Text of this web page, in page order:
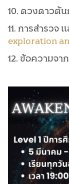
10. ดวงดาวต้น
11. การสำรวจ
exploration
12. ข้อความจา